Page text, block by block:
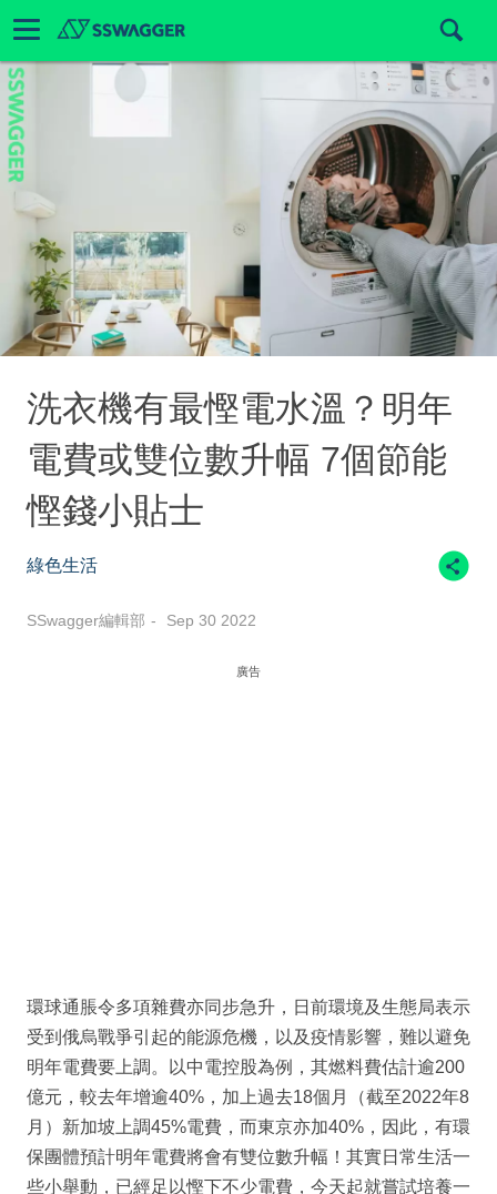
洗衣機有最慳電水溫？明年
電費或雙位數升幅 7個節能
慳錢小貼士
綠色生活
SSwagger編輯部 Sep 30 2022
廣告
環球通脹令多項雜費亦同步急升，日前環境及生態局表示
受到俄烏戰爭引起的能源危機，以及疫情影響，難以避免
明年電費要上調。以中電控股為例，其燃料費估計逾200
億元，較去年增逾40%，加上過去18個月（截至2022年8
月）新加坡上調45%電費，而東京亦加40%，因此，有環
保團體預計明年電費將會有雙位數升幅！其實日常生活一
些小舉動，已經足以慳下不少電費，今天起就嘗試培養一